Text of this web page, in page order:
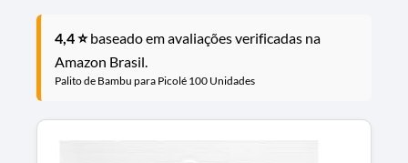
4,4 ⭐baseado em avaliações verificadas na
Amazon Brasil.
Palito de Bambu para Picolé 100 Unidades